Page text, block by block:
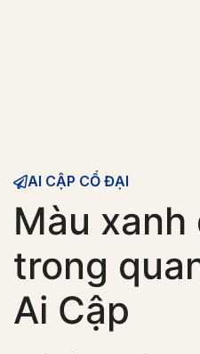
AI CẬP CỔ ĐẠI
Màu
trong
Ai Cập